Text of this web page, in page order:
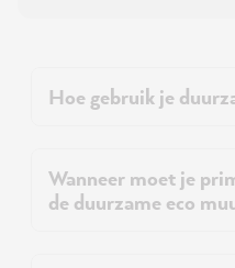
Hoe gebruik je
Wanneer moet je
de duurzame eco